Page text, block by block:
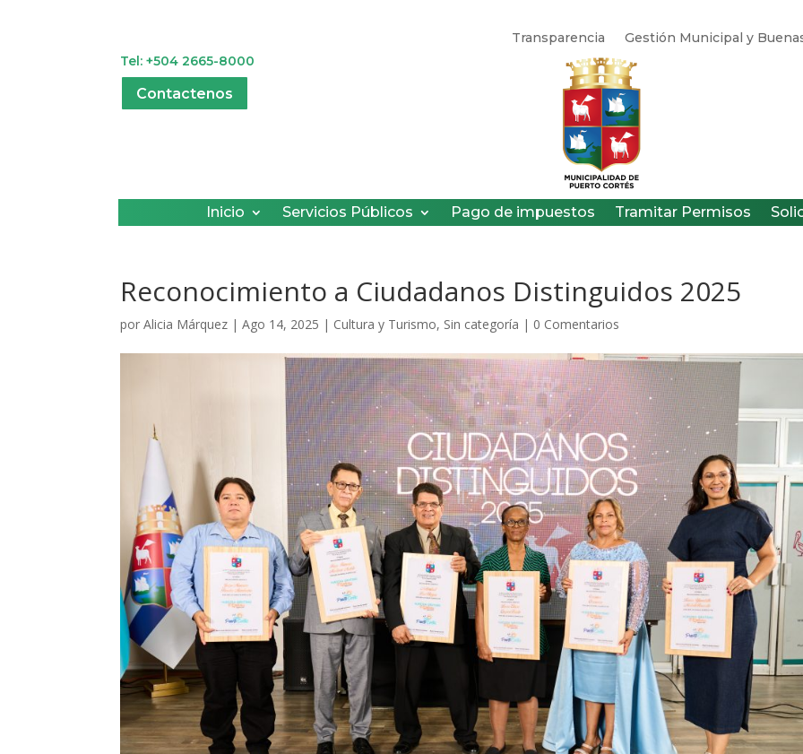
Transparencia
Gestión Municipal y
Tel: +504 2665-8000
Contactenos
Inicio Servicios Públicos Pago de impuestos Tramitar Permisos
Reconocimiento a Ciudadanos Distinguidos 2025
porAlicia Márquez |Ago 14, 2025 | Cultura y Turismo, Sin categoría | 0 Comentarios